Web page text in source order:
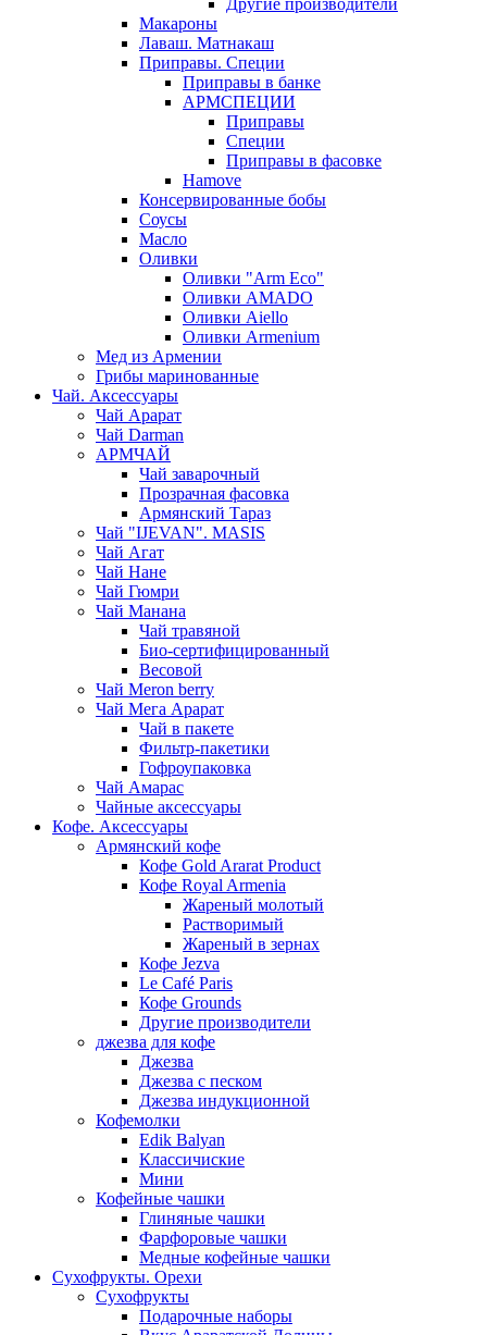
Другие производители
Макароны
Лаваш. Матнакаш
Приправы. Специи
Приправы в банке
АРМСПЕЦИИ
Приправы
Специи
Приправы в фасовке
Hamove
Консервированные бобы
Соусы
Масло
Оливки
Оливки "Arm Eco"
Оливки AMADO
Оливки Aiello
Оливки Armenium
Мед из Армении
Грибы маринованные
Чай. Аксессуары
Чай Арарат
Чай Darman
АРМЧАЙ
Чай заварочный
Прозрачная фасовка
Армянский Тараз
Чай "IJEVAN". MASIS
Чай Агат
Чай Нане
Чай Гюмри
Чай Манана
Чай травяной
Био-сертифицированный
Весовой
Чай Meron berry
Чай Мега Арарат
Чай в пакете
Фильтр-пакетики
Гофроупаковка
Чай Амарас
Чайные аксессуары
Кофе. Аксессуары
Армянский кофе
Кофе Gold Ararat Product
Кофе Royal Armenia
Жареный молотый
Растворимый
Жареный в зернах
Кофе Jezva
Le Café Paris
Кофе Grounds
Другие производители
джезва для кофе
Джезва
Джезва с песком
Джезва индукционной
Кофемолки
Edik Balyan
Классичиские
Мини
Кофейные чашки
Глиняные чашки
Фарфоровые чашки
Медные кофейные чашки
Сухофрукты. Орехи
Сухофрукты
Подарочные наборы